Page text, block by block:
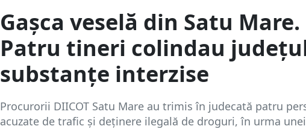
Gașca veselă din Satu Mare.
Patru tineri colindau
substanțe interzise
Procurorii DIICOT Satu Mare au trimis în judecată patru
acuzate de trafic și deținere ilegală de droguri, în urma